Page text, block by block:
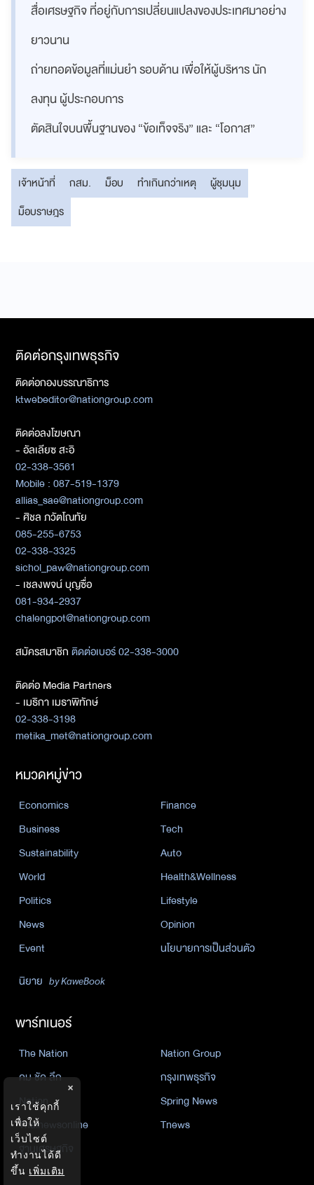
สื่อเศรษฐกิจ ที่อยู่กับการเปลี่ยนแปลงของประเทศมาอย่าง
ยาวนาน
ถ่ายทอดข้อมูลที่แม่นยำ รอบด้าน เพื่อให้ผู้บริหาร นัก
ลงทุน ผู้ประกอบการ
ตัดสินใจบนพื้นฐานของ “ข้อเท็จจริง” และ “โอกาส”
เจ้าหน้าที่ กสม. ม็อบ ทำเกินกว่าเหตุ
ผู้ชุมนุม
ม็อบราษฎร
ติดต่อกรุงเทพธุรกิจ
ติดต่อกองบรรณาธิการ
ktwebeditor@nationgroup.com
ติดต่อลงโฆษณา
- อัลเลียซ สะอิ
02-338-3561
Mobile : 087-519-1379
allias_sae@nationgroup.com
- ศิชล ภวัตโณทัย
085-255-6753
02-338-3325
sichol_paw@nationgroup.com
- เชลงพจน์ บุญซื่อ
081-934-2937
chalengpot@nationgroup.com
สมัครสมาชิกติดต่อเบอร์ 02-338-3000
ติดต่อ Media Partners
- เมธิกา เมธาพิทักษ์
02-338-3198
metika_met@nationgroup.com
หมวดหมู่ข่าว
Economics
Finance
Business
Tech
Sustainability
Auto
World
Health&Wellness
Politics
Lifestyle
News
Opinion
Event
นโยบายการเป็นส่วนตัว
นิยาย by KaweBook
พาร์ทเนอร์
The Nation
Nation Group
คม ชัด ลึก
กรุงเทพธุรกิจ
Nation
Spring News
Thainewsonline
Tnews
ฐานเศรษฐกิจ
×
เราใช้คุกกี้
เพื่อให้
เว็บไซต์
ทำงานได้ดี
ขึ้น เพิ่มเติม